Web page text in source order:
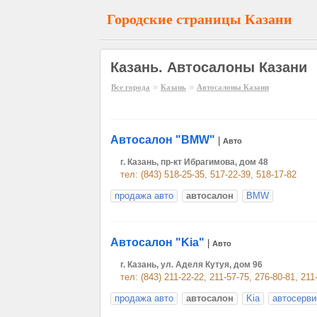
Городские страницы Казани
Казань. Автосалоны Казани
Все города » Казань » Автосалоны Казани
Автосалон "BMW" Авто
г. Казань, пр-кт Ибрагимова, дом 48
тел: (843) 518-25-35, 517-22-39, 518-17-82
продажа авто
автосалон BMW
Автосалон "Kia" Авто
г. Казань, ул. Аделя Кутуя, дом 96
тел: (843) 211-22-22, 211-57-75, 276-80-81,
продажа авто
автосалон Kia